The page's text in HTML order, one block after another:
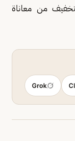
من معاناة
Grok